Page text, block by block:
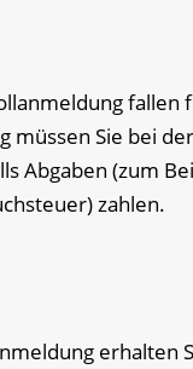
fallen
müssen Sie bei der
Abgaben (zum
zahlen.
erhalten